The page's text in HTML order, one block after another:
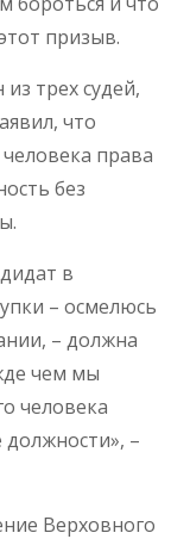
призыв.
трех судей,
что
права
без
в
– осмелюсь
– должна
чем мы
человека
–
Верховного